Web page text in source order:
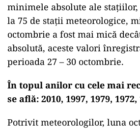
minimele absolute ale
la 75 de staţii meteorologice,
octombrie a fost mai mică
absolută, aceste valori
perioada 27 – 30 octombrie.
În topul anilor cu cele mai
se află: 2010, 1997, 1979, 1972,
Potrivit meteorologilor, luna